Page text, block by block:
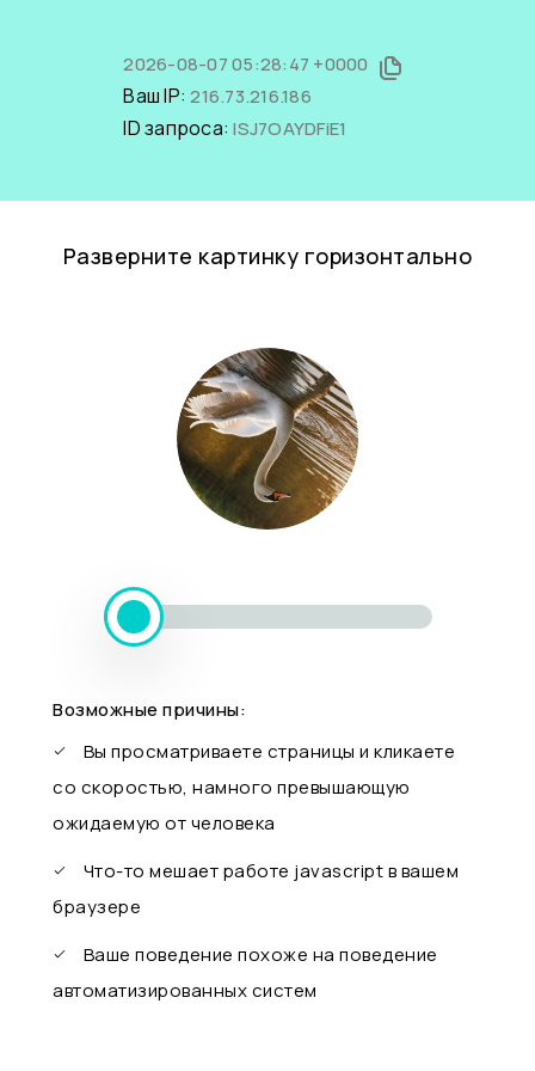
2026-08-07 05:28:47 +0000
Ваш IP:216.73.216.186
ID запроса:lSJ7OAYDFiE1
Разверните картинку горизонтально
Возможные причины:
Вы просматриваете страницы и кликаете
со скоростью, намного превышающую
ожидаемую от человека
Что-то мешает работе javascript в вашем
браузере
Ваше поведение похоже на поведение
автоматизированных систем